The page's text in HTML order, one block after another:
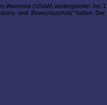
Wannsee (VSaW) weitergeleitet. Am
und Bewuchsschutz" halten. Der